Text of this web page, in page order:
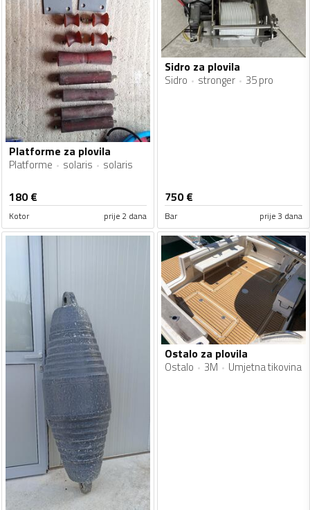
Platforme za plovila
Platforme solaris solaris
180€
Kotor prije 2 dana
Sidro za plovila
Sidro stronger 35 pro
750€
Bar prije 3 dana
Ostalo za plovila
Ostalo 3M Umjetna tikovina